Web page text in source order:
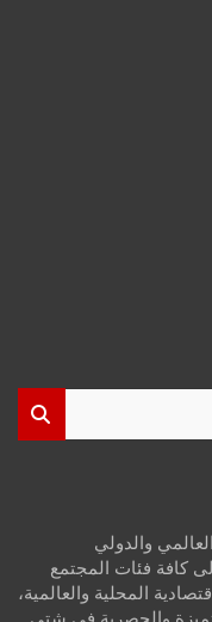
والدولي
كافة فئات المجتمع
المحلية والعالمية،